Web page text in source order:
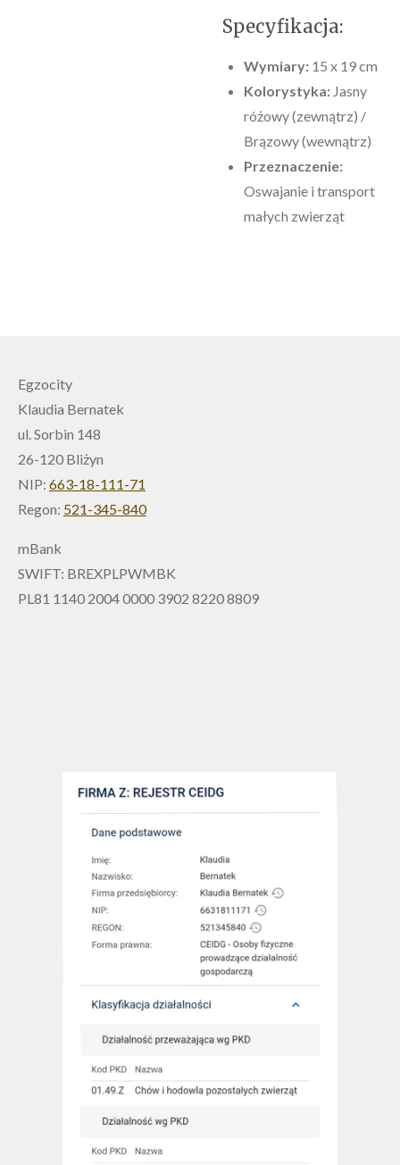
​Specyfikacja:
Wymiary: 15 x 19 cm
Kolorystyka: Jasny
różowy (zewnątrz) /
Brązowy (wewnątrz)
Przeznaczenie:
Oswajanie i transport
małych zwierząt
Egzocity
Klaudia Bernatek
ul. Sorbin 148
26-120 Bliżyn
NIP: 663-18-111-71
Regon: 521-345-840
mBank
SWIFT: BREXPLPWMBK
PL81 1140 2004 0000 3902 8220 8809